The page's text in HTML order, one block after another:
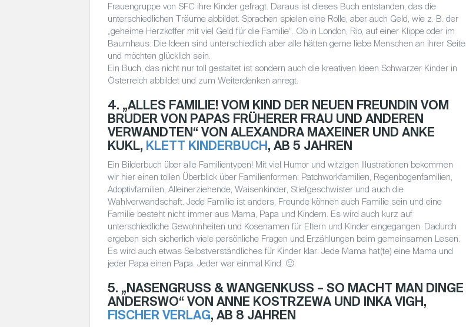
Frauengruppe von SFC ihre Kinder gefragt. Daraus ist dieses Buch entstanden, das die
unterschiedlichen Träume abbildet. Sprachen spielen eine Rolle, aber auch Geld, wie z. B. der
„geheime Herzkoffer mit viel Geld für die Familie“. Ob in London, Rio, auf einer Klippe oder im
Baumhaus: Die Ideen sind unterschiedlich aber alle hätten gerne liebe Menschen an ihrer Seite
und möchten glücklich sein.
Ein Buch, das nicht nur toll gestaltet ist sondern auch die kreativen Ideen Schwarzer Kinder in
Österreich abbildet und zum Weiterdenken anregt.
4. „ALLES FAMILIE! VOM KIND DER NEUEN FREUNDIN VOM
BRUDER VON PAPAS FRÜHERER FRAU UND ANDEREN
VERWANDTEN“ VON ALEXANDRA MAXEINER UND ANKE
KUKL, KLETT KINDERBUCH, AB 5 JAHREN
Ein Bilderbuch über alle Familientypen! Mit viel Humor und witzigen Illustrationen bekommen
wir hier einen tollen Überblick über Familienformen: Patchworkfamilien, Regenbogenfamilien,
Adoptivfamilien, Alleinerziehende, Waisenkinder, Stiefgeschwister und auch die
Wahlverwandschaft. Jede Familie ist anders, Freunde können auch Familie sein und eine
Familie besteht nicht immer aus Mama, Papa und Kindern. Es wird auch kurz auf
unterschiedliche Gewohnheiten und Kosenamen für Eltern und Kinder eingegangen. Dadurch
ergeben sich sicherlich viele persönliche Fragen und Erzählungen beim gemeinsamen Lesen.
Es wird auch etwas Selbstverständliches für Kinder klar: Jede Mama hat(te) eine Mama und
jeder Papa einen Papa. Jeder war einmal Kind. 🙂
5. „NASENGRUSS & WANGENKUSS – SO MACHT MAN DINGE A
NDERSWO“ VON ANNE KOSTRZEWA UND INKA VIGH,
FISCHER VERLAG, AB 8 JAHREN